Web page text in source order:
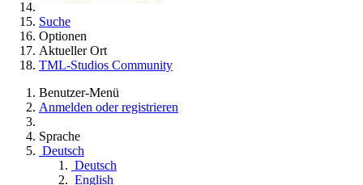
Suche
Optionen
Aktueller Ort
TML-Studios Community
Benutzer-Menü
Anmelden oder registrieren
Sprache
Deutsch
Deutsch
English